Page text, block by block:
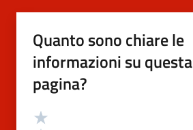
Quanto sono chiare le
informazioni su questa
pagina?
Valutazione